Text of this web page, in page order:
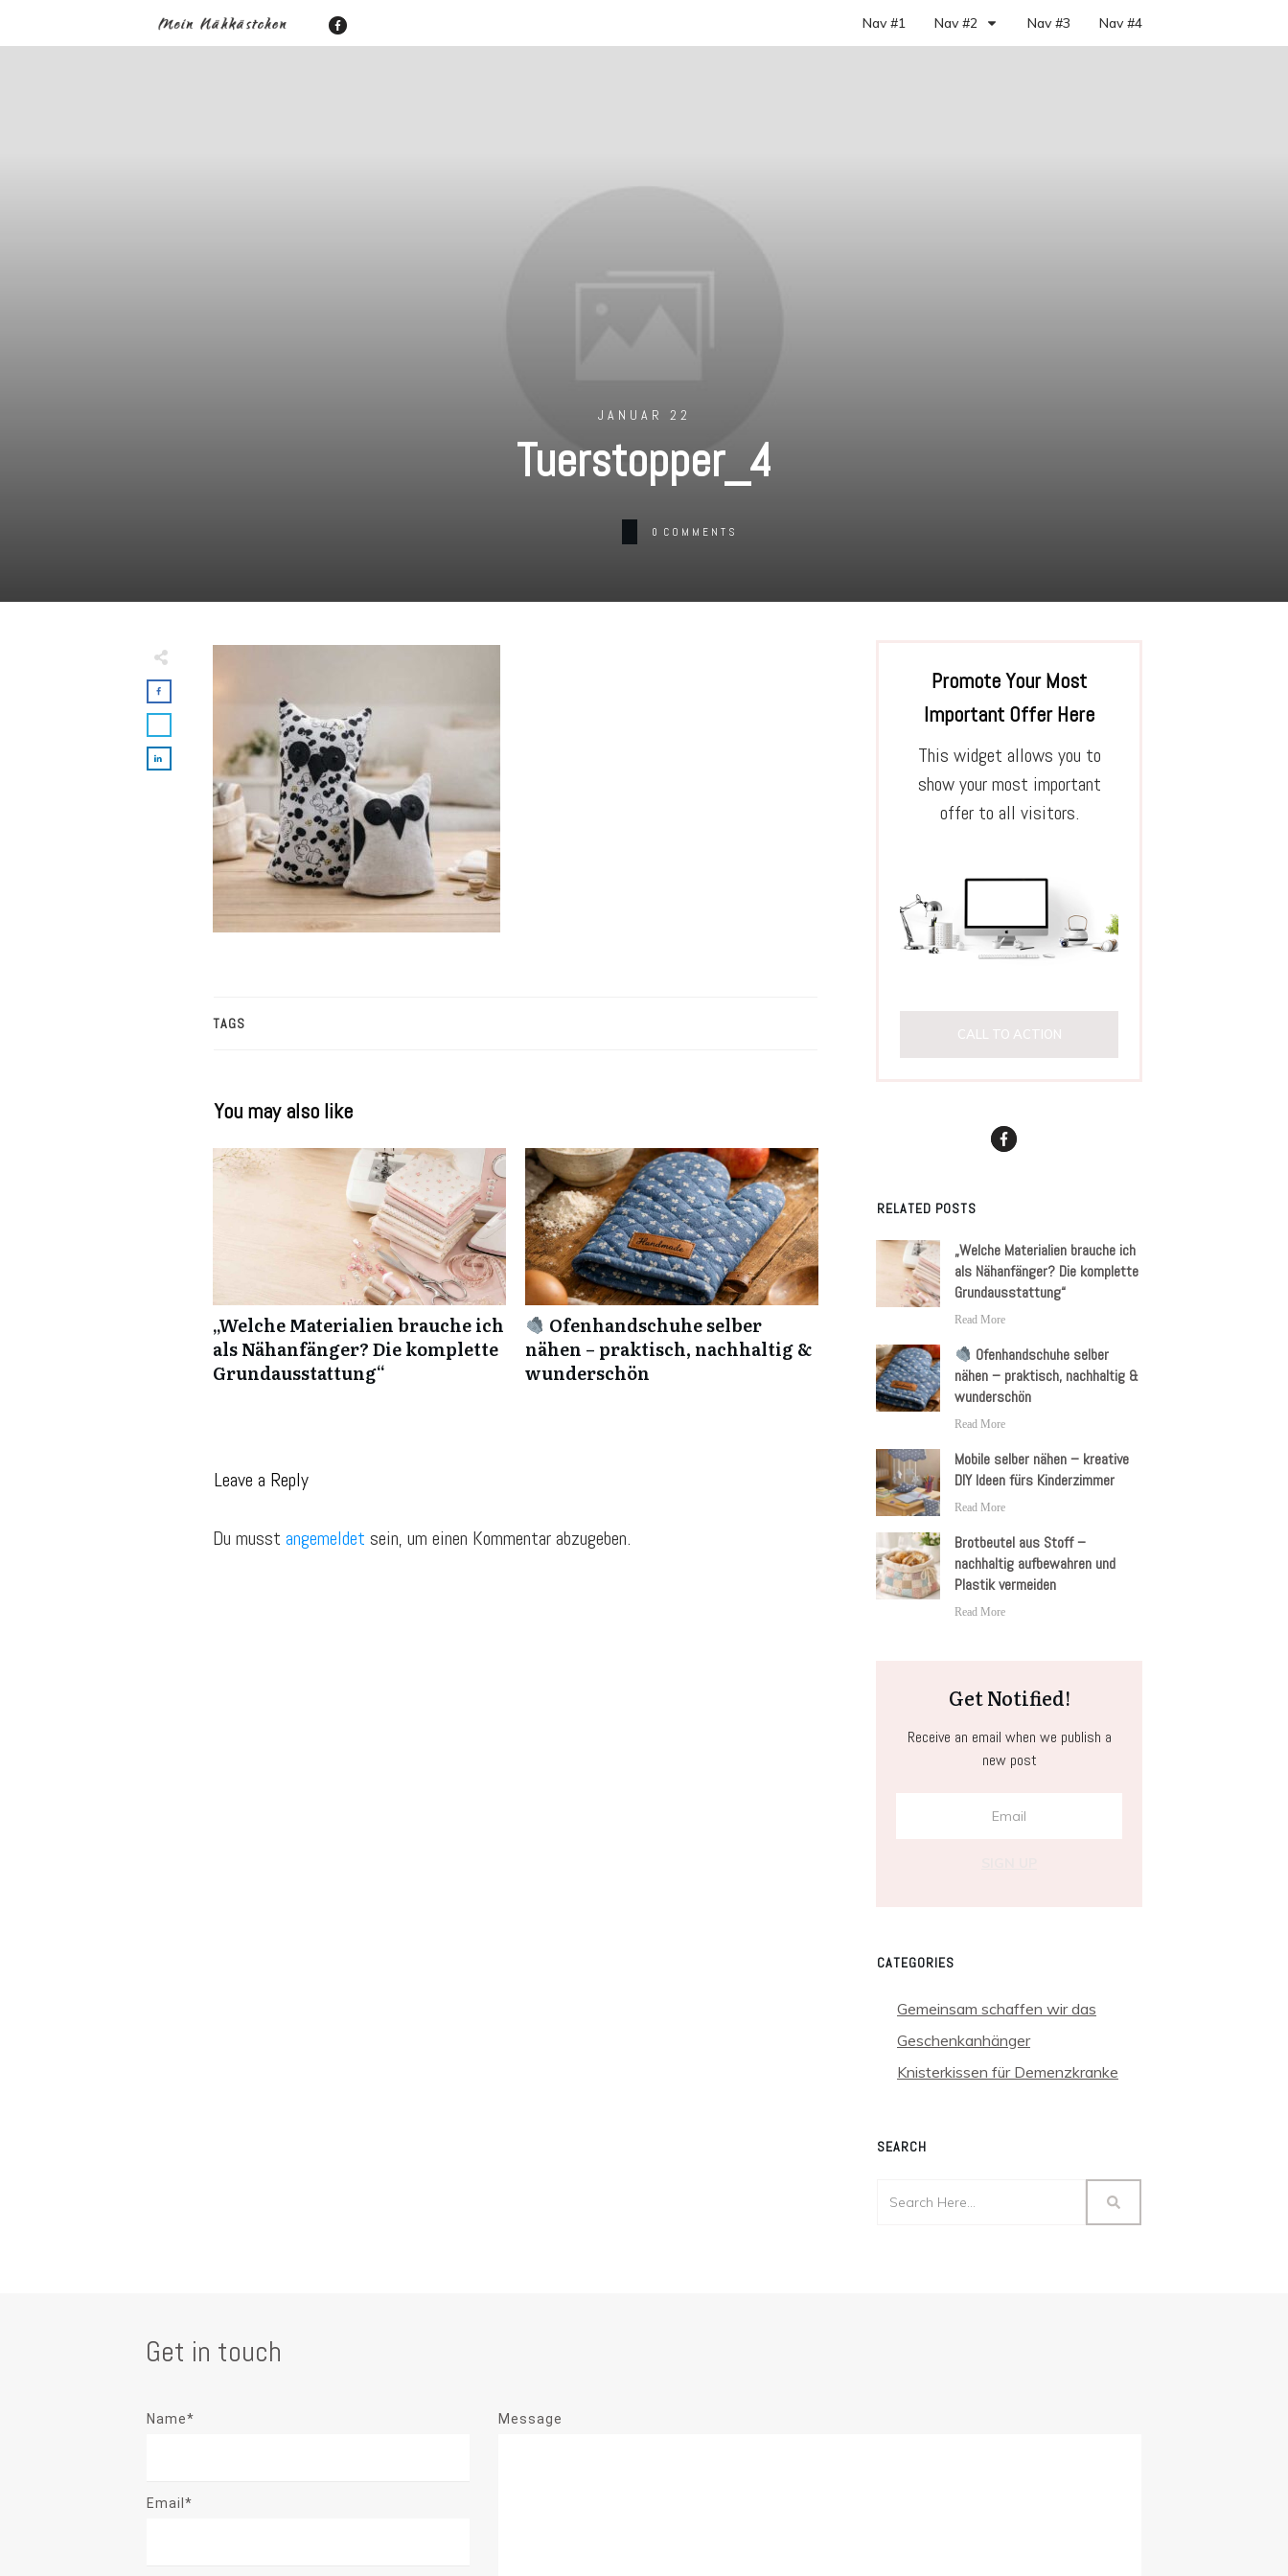
Nav #1 Nav #2 Nav #3 Nav #4
JANUAR 22
Tuerstopper_4
0 COMMENTS
TAGS
You may also like
„Welche Materialien brauche ich
als Nähanfänger? Die komplette
Grundausstattung“
Ofenhandschuhe selber
nähen – praktisch, nachhaltig &
wunderschön
Leave a Reply
Du musst angemeldet sein, um einen Kommentar abzugeben.
Promote Your Most
Important Offer Here
This widget allows you to
show your most important
offer to all visitors.
CALL TO ACTION
RELATED POSTS
„Welche Materialien brauche ich
als Nähanfänger? Die komplette
Grundausstattung“
Read More
Ofenhandschuhe selber
nähen – praktisch, nachhaltig &
wunderschön
Read More
Mobile selber nähen – kreative
DIY Ideen fürs Kinderzimmer
Read More
Brotbeutel aus Stoff –
nachhaltig aufbewahren und
Plastik vermeiden
Read More
Get Notified!
Receive an email when we publish a
new post
CATEGORIES
Gemeinsam schaffen wir das
Geschenkanhänger
Knisterkissen für Demenzkranke
SEARCH
Get in touch
Name*
Email*
Message